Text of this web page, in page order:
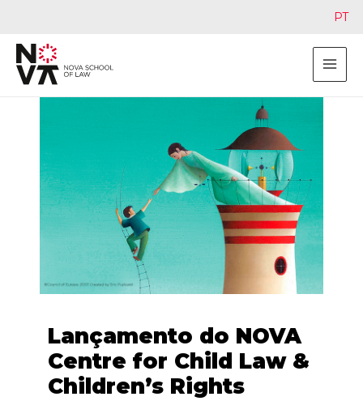
Lançamento do NOVA
Centre for Child Law &
Children’s Rights
PT